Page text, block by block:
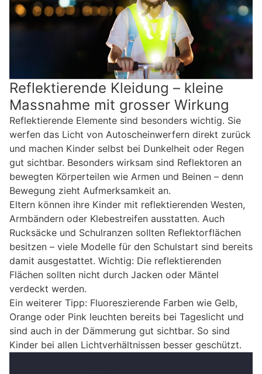
Reflektierende Kleidung – kleine
Massnahme mit grosser Wirkung
Reflektierende Elemente sind besonders wichtig. Sie
werfen das Licht von Autoscheinwerfern direkt zurück
und machen Kinder selbst bei Dunkelheit oder Regen
gut sichtbar. Besonders wirksam sind Reflektoren an
bewegten Körperteilen wie Armen und Beinen – denn
Bewegung zieht Aufmerksamkeit an.
Eltern können ihre Kinder mit reflektierenden Westen,
Armbändern oder Klebestreifen ausstatten. Auch
Rucksäcke und Schulranzen sollten Reflektorflächen
besitzen – viele Modelle für den Schulstart sind bereits
damit ausgestattet. Wichtig: Die reflektierenden
Flächen sollten nicht durch Jacken oder Mäntel
verdeckt werden.
Ein weiterer Tipp: Fluoreszierende Farben wie Gelb,
Orange oder Pink leuchten bereits bei Tageslicht und
sind auch in der Dämmerung gut sichtbar. So sind
Kinder bei allen Lichtverhältnissen besser geschützt.